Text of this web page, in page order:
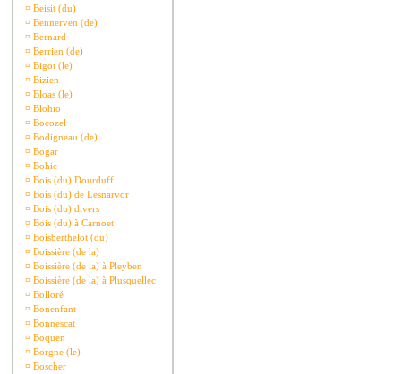
¤ Beisit (du)
¤ Bennerven (de)
¤ Bernard
¤ Berrien (de)
¤ Bigot (le)
¤ Bizien
¤ Bloas (le)
¤ Blohio
¤ Bocozel
¤ Bodigneau (de)
¤ Bogar
¤ Bohic
¤ Bois (du) Dourduff
¤ Bois (du) de Lesnarvor
¤ Bois (du) divers
¤ Bois (du) à Carnoet
¤ Boisberthelot (du)
¤ Boissière (de la)
¤ Boissière (de la) à Pleyben
¤ Boissière (de la) à Plusquellec
¤ Bolloré
¤ Bonenfant
¤ Bonnescat
¤ Boquen
¤ Borgne (le)
¤ Boscher